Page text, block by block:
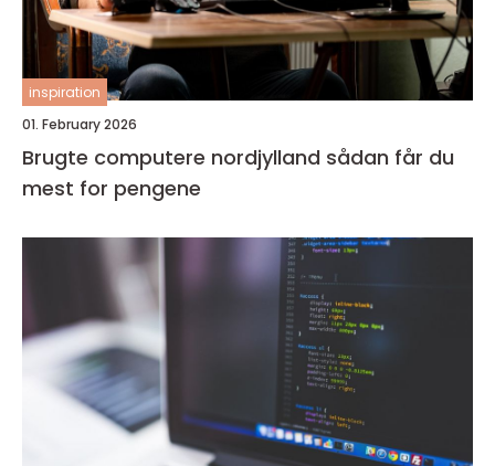
inspiration
01. February 2026
Brugte computere nordjylland sådan får du
mest for pengene